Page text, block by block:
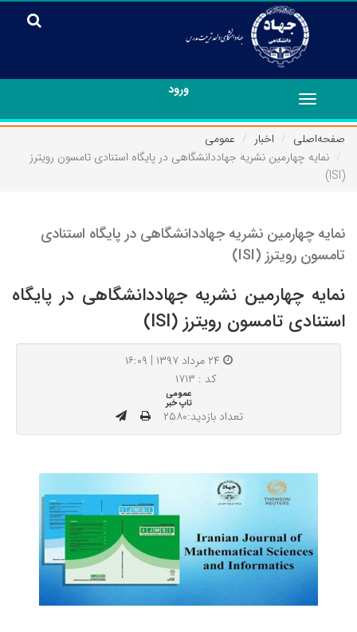
ورود
Toggle
navigation
صفحه‌اصلی
اخبار
عمومی
نمایه چهارمین نشریه جهاددانشگاهی در پایگاه استنادی تامسون رویترز
(ISI)
نمایه چهارمین نشریه جهاددانشگاهی در پایگاه استنادی
تامسون رویترز (ISI)
نمایه چهارمین نشریه جهاددانشگاهی در پایگاه
استنادی تامسون رویترز (ISI)
کد : ۱۷۱۳
عمومی
تاپ خبر
تعداد بازدید:۲۵۸۰